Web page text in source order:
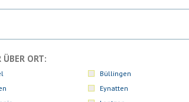
ÜBER ORT:
Büllingen
Eynatten